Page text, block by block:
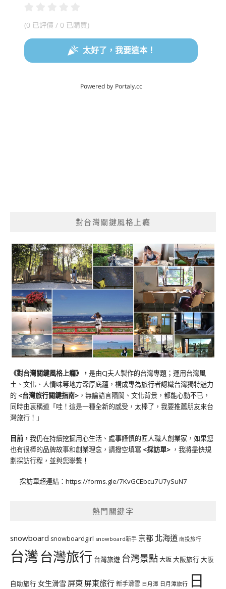
對台灣關鍵風格上癮
《對台灣關鍵風格上癮》 ， 是由CJ夫人製作的台灣專題；運用台灣風
土、文化、人情味等地方深厚底蘊，構成專為旅行者認識台灣獨特魅力
的 <台灣旅行關鍵指南> ，無論語言隔閡、文化背景，都能心動不已，
同時由衷稱道「哇！這是一種全新的感受，太棒了，我要推薦朋友來台
灣旅行！」
目前， 我仍在持續挖掘用心生活、處事謹慎的匠人職人創業家，如果您
也有很棒的品牌故事和創業理念，請撥空填寫 <採訪單> ，我將盡快規
劃採訪行程，並與您聯繫！
採訪單超連結： https://forms.gle/7KvGCEbcu7U7ySuN7
熱門關鍵字
snowboard snowboardgirl snowboard新手 京都 北海道 南投旅行
台灣台灣旅行 台灣旅遊 台灣景點大阪大阪旅行大阪
自助旅行 女生滑雪 屏東 屏東旅行新手滑雪 日月潭 日月潭旅行 日